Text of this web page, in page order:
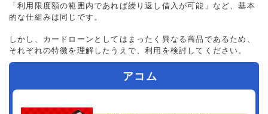
「利用限度額の範囲内であれば繰り返し借入が可能」など、基本
的な仕組みは同じです。
しかし、カードローンとしてはまったく異なる商品であるため、
それぞれの特徴を理解したうえで、利用を検討してください。
アコム